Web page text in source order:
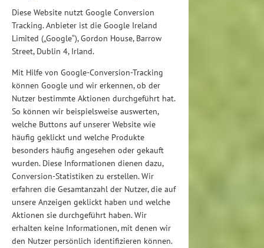
Diese Website nutzt Google Conversion
Tracking. Anbieter ist die Google Ireland
Limited („Google“), Gordon House, Barrow
Street, Dublin 4, Irland.
Mit Hilfe von Google-Conversion-Tracking
können Google und wir erkennen, ob der
Nutzer bestimmte Aktionen durchgeführt hat.
So können wir beispielsweise auswerten,
welche Buttons auf unserer Website wie
häufig geklickt und welche Produkte
besonders häufig angesehen oder gekauft
wurden. Diese Informationen dienen dazu,
Conversion-Statistiken zu erstellen. Wir
erfahren die Gesamtanzahl der Nutzer, die auf
unsere Anzeigen geklickt haben und welche
Aktionen sie durchgeführt haben. Wir
erhalten keine Informationen, mit denen wir
den Nutzer persönlich identifizieren können.